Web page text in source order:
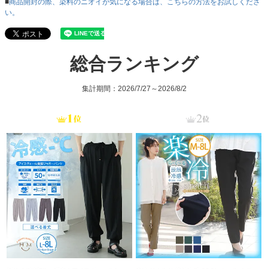
■商品開封の際、染料のニオイが気になる場合は、こちらの方法をお試しくださ
い。
総合ランキング
集計期間：2026/7/27～2026/8/2